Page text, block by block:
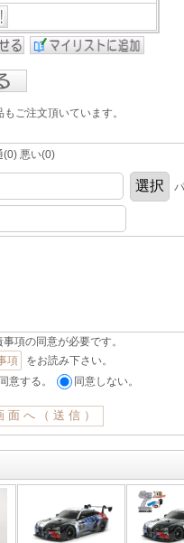
ご注文頂いています。
悪い(0)
項の同意が必要です。
項
をお読み下さい。
同意する。 同意しない。